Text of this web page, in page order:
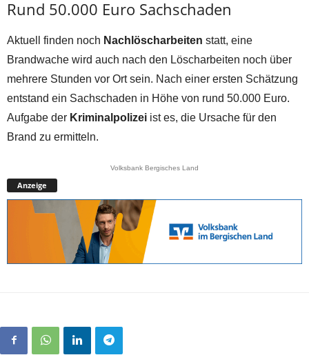
Rund 50.000 Euro Sachschaden
Aktuell finden noch Nachlöscharbeiten statt, eine
Brandwache wird auch nach den Löscharbeiten noch über
mehrere Stunden vor Ort sein. Nach einer ersten Schätzung
entstand ein Sachschaden in Höhe von rund 50.000 Euro.
Aufgabe der Kriminalpolizei ist es, die Ursache für den
Brand zu ermitteln.
Volksbank Bergisches Land
Anzeige